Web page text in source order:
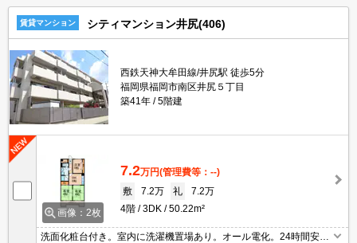
賃貸マンション シティマンション井尻(406)
西鉄天神大牟田線/井尻駅 徒歩5分
福岡県福岡市南区井尻５丁目
築41年
5階建
画像：2枚
7.2万円(管理費等：--)
敷
7.2万 礼
7.2万
4階
3DK 50.22m²
洗面化粧台付き。室内に洗濯機置場あり。オール電化。24時間安心